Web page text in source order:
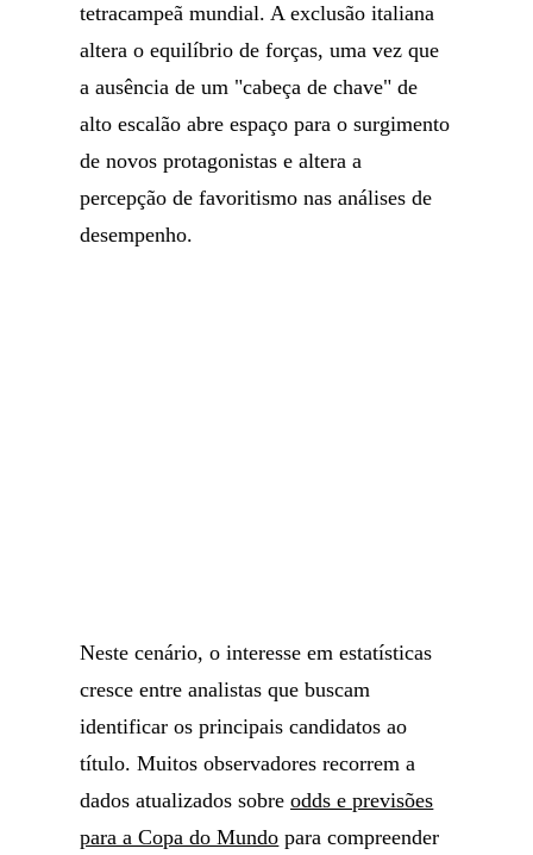
tetracampeã mundial. A exclusão italiana
altera o equilíbrio de forças, uma vez que
a ausência de um "cabeça de chave" de
alto escalão abre espaço para o surgimento
de novos protagonistas e altera a
percepção de favoritismo nas análises de
desempenho.
Neste cenário, o interesse em estatísticas
cresce entre analistas que buscam
identificar os principais candidatos ao
título. Muitos observadores recorrem a
dados atualizados sobreodds e previsões
para a Copa do Mundo para compreender